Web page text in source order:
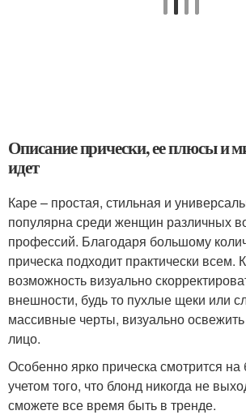
Описание прически, ее плюсы и
идет
Каре – простая, стильная и
популярна среди женщин различных
профессий. Благодаря большому
прическа подходит практически всем.
возможность визуально
внешности, будь то пухлые щеки или
массивные черты, визуально
лицо.
Особенно ярко прическа смотрится на
учетом того, что блонд никогда не
сможете все время быть в тренде.